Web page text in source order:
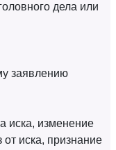
дела или
заявлению
иска, изменение
иска, признание